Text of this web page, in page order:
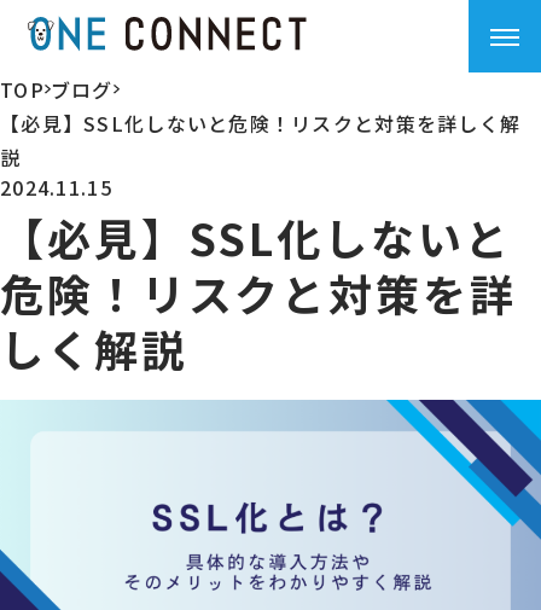
TOP>ブログ>
【必見】SSL化しないと危険！リスクと対策を詳しく解
説
2024.11.15
【必見】SSL化しないと
危険！リスクと対策を詳
しく解説